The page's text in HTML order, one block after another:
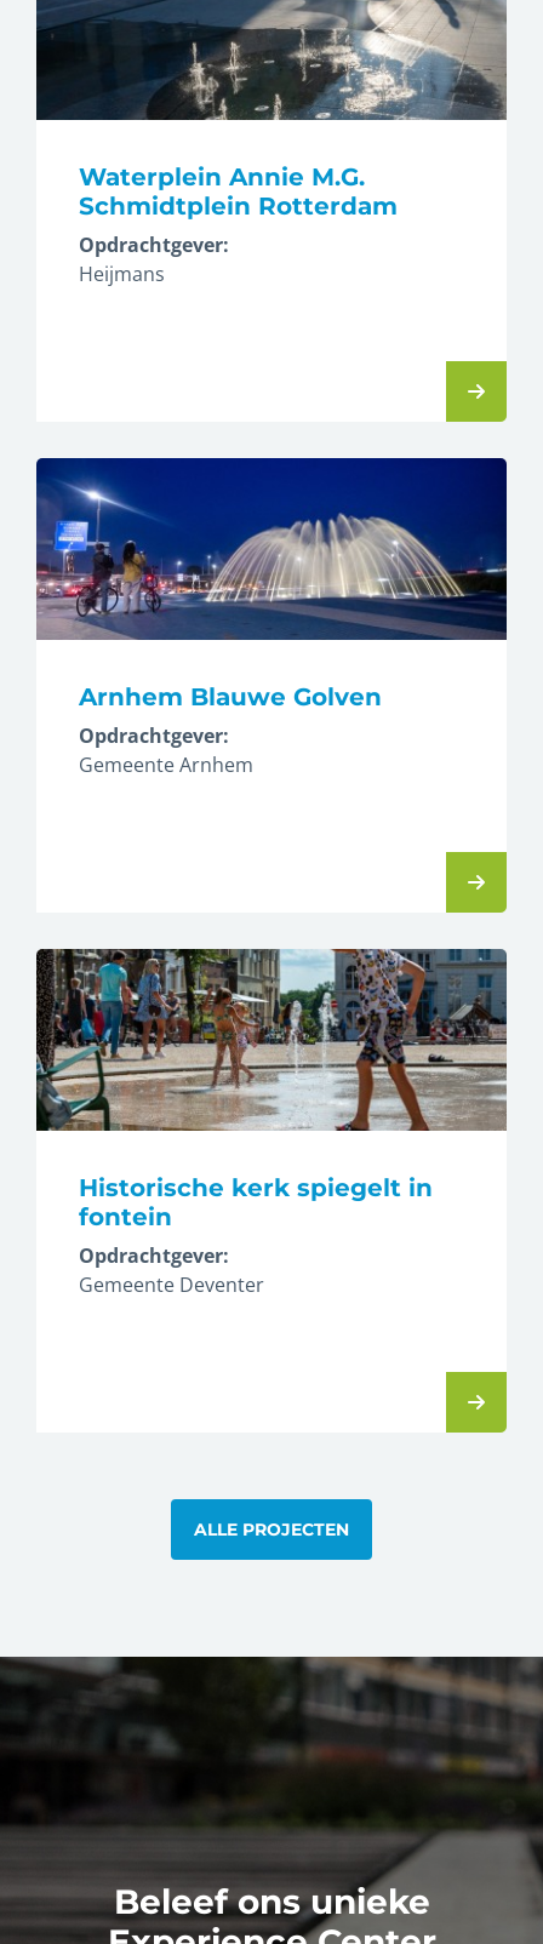
Waterplein Annie M.G.
Schmidtplein Rotterdam
Opdrachtgever:
Heijmans
Arnhem Blauwe Golven
Opdrachtgever:
Gemeente Arnhem
Historische kerk spiegelt in
fontein
Opdrachtgever:
Gemeente Deventer
ALLE PROJECTEN
Beleef ons unieke